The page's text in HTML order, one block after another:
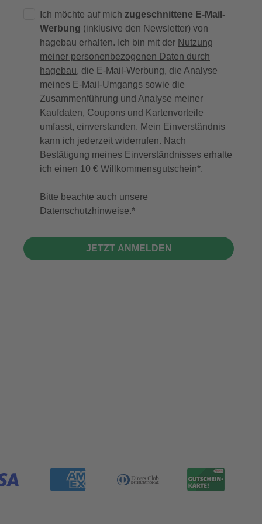
Ich möchte auf mich zugeschnittene E-Mail-
Werbung (inklusive den Newsletter) von
hagebau erhalten. Ich bin mit der Nutzung
meiner personenbezogenen Daten durch
hagebau, die E-Mail-Werbung, die Analyse
meines E-Mail-Umgangs sowie die
Zusammenführung und Analyse meiner
Kaufdaten, Coupons und Kartenvorteile
umfasst, einverstanden. Mein Einverständnis
kann ich jederzeit widerrufen. Nach
Bestätigung meines Einverständnisses erhalte
ich einen 10 € Willkommensgutschein*.
Bitte beachte auch unsere
Datenschutzhinweise.
JETZT ANMELDEN